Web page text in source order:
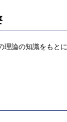
理論の知識をもと